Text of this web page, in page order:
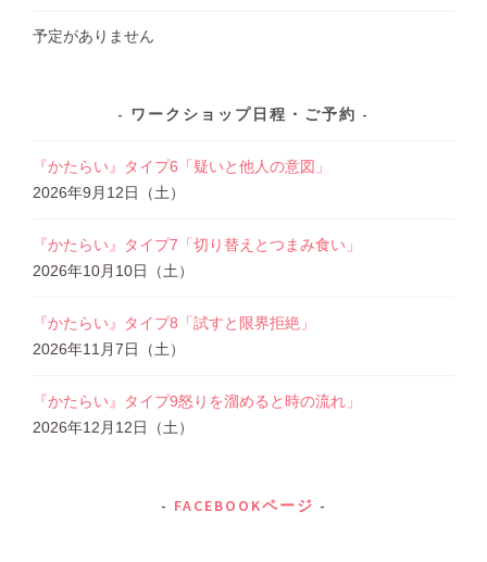
予定がありません
ワークショップ日程・ご予約
『かたらい』タイプ6「疑いと他人の意図」
2026年9月12日（土）
『かたらい』タイプ7「切り替えとつまみ食い」
2026年10月10日（土）
『かたらい』タイプ8「試すと限界拒絶」
2026年11月7日（土）
『かたらい』タイプ9怒りを溜めると時の流れ」
2026年12月12日（土）
FACEBOOKページ